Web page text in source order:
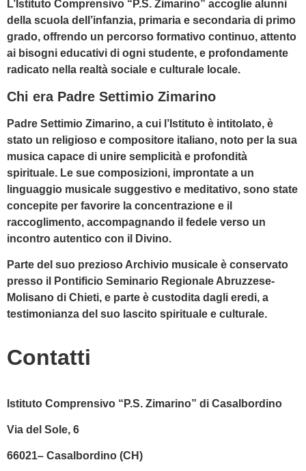
L’Istituto Comprensivo “P.S. Zimarino” accoglie alunni
della scuola dell’infanzia, primaria e secondaria di primo
grado, offrendo un percorso formativo continuo, attento
ai bisogni educativi di ogni studente, e profondamente
radicato nella realtà sociale e culturale locale.
Chi era Padre Settimio Zimarino
Padre Settimio Zimarino, a cui l’Istituto è intitolato, è
stato un religioso e compositore italiano, noto per la sua
musica capace di unire semplicità e profondità
spirituale. Le sue composizioni, improntate a un
linguaggio musicale suggestivo e meditativo, sono state
concepite per favorire la concentrazione e il
raccoglimento, accompagnando il fedele verso un
incontro autentico con il Divino.
Parte del suo prezioso Archivio musicale è conservato
presso il Pontificio Seminario Regionale Abruzzese-
Molisano di Chieti, e parte è custodita dagli eredi, a
testimonianza del suo lascito spirituale e culturale.
Contatti
Istituto Comprensivo “P.S. Zimarino” di Casalbordino
Via del Sole, 6
66021– Casalbordino (CH)